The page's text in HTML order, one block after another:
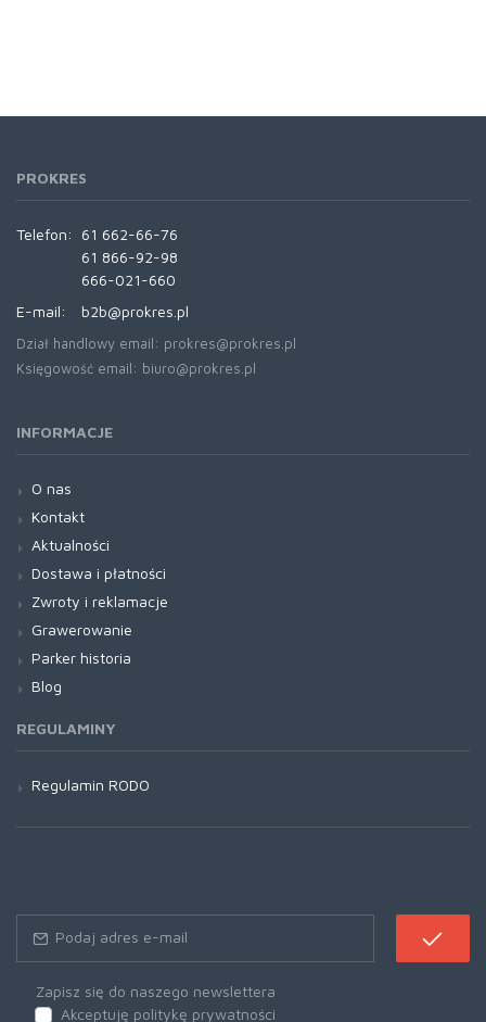
PROKRES
Telefon:
61 662-66-76
61 866-92-98
666-021-660
E-mail:
b2b@prokres.pl
Dział handlowy email: prokres@prokres.pl
Księgowość email: biuro@prokres.pl
INFORMACJE
O nas
Kontakt
Aktualności
Dostawa i płatności
Zwroty i reklamacje
Grawerowanie
Parker historia
Blog
REGULAMINY
Regulamin RODO
Zapisz się do naszego newslettera
Akceptuję politykę prywatności